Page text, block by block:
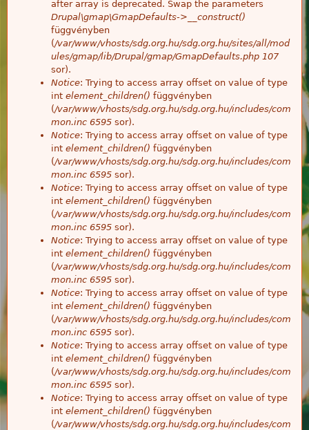
after array is deprecated. Swap the parameters
Drupal\gmap\GmapDefaults->__construct()
függvényben
(/var/www/vhosts/sdg.org.hu/sdg.org.hu/sites/all/mod
ules/gmap/lib/Drupal/gmap/GmapDefaults.php 107
sor).
Notice: Trying to access array offset on value of type
int element_children() függvényben
(/var/www/vhosts/sdg.org.hu/sdg.org.hu/includes/com
mon.inc 6595 sor).
Notice: Trying to access array offset on value of type
int element_children() függvényben
(/var/www/vhosts/sdg.org.hu/sdg.org.hu/includes/com
mon.inc 6595 sor).
Notice: Trying to access array offset on value of type
int element_children() függvényben
(/var/www/vhosts/sdg.org.hu/sdg.org.hu/includes/com
mon.inc 6595 sor).
Notice: Trying to access array offset on value of type
int element_children() függvényben
(/var/www/vhosts/sdg.org.hu/sdg.org.hu/includes/com
mon.inc 6595 sor).
Notice: Trying to access array offset on value of type
int element_children() függvényben
(/var/www/vhosts/sdg.org.hu/sdg.org.hu/includes/com
mon.inc 6595 sor).
Notice: Trying to access array offset on value of type
int element_children() függvényben
(/var/www/vhosts/sdg.org.hu/sdg.org.hu/includes/com
mon.inc 6595 sor).
Notice: Trying to access array offset on value of type
int element_children() függvényben
(/var/www/vhosts/sdg.org.hu/sdg.org.hu/includes/com